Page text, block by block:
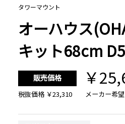
タワーマウント
オーハウス
キット68cm
販売価格 ￥
税抜価格 ￥23,310 メーカー希